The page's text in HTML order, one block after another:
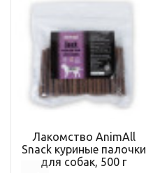
Лакомство AnimAll
Snack куриные палочки
для собак, 500 г